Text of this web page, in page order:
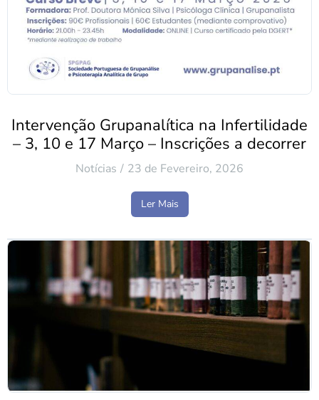
Intervenção Grupanalítica na Infertilidade
– 3, 10 e 17 Março – Inscrições a decorrer
Notícias 23 de Fevereiro, 2026
Ler Mais